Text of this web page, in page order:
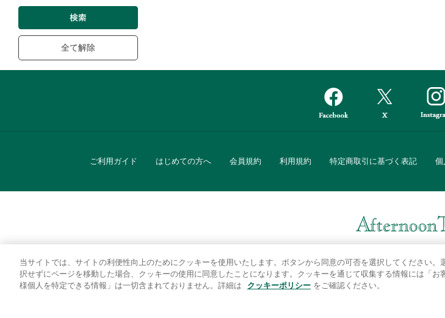
全て解除
ご利用ガイド はじめての方へ 会員規約 利用規約 特定商取引に基づく表記 個
Afternoon Tea(アフタヌーンティー)公式
キッチン・ダイニングなどの生活雑貨、紅茶・焼き菓子
また、ギフトセットなどギフトにぴったりの
当サイトでは、サイトの利便性向上のためにクッキーを使用いたします。ボタンから同意の可否を選択してください。
択せずにページを移動した場合、クッキーの使用に同意したことになります。クッキーを通じて収集する情報には「お
様個人を特定できる情報」は一切含まれておりません。詳細は
クッキーポリシー をご確認ください。